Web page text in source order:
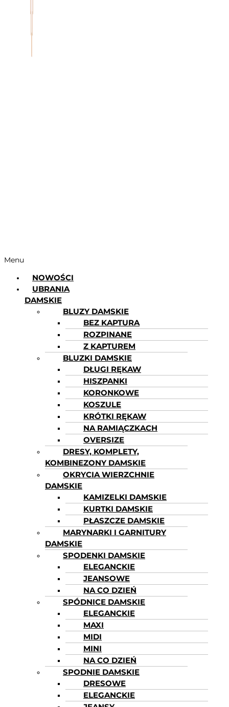
Menu
NOWOŚCI
UBRANIA
DAMSKIE
BLUZY DAMSKIE
BEZ KAPTURA
ROZPINANE
Z KAPTUREM
BLUZKI DAMSKIE
DŁUGI RĘKAW
HISZPANKI
KORONKOWE
KOSZULE
KRÓTKI RĘKAW
NA RAMIĄCZKACH
OVERSIZE
DRESY, KOMPLETY,
KOMBINEZONY DAMSKIE
OKRYCIA WIERZCHNIE
DAMSKIE
KAMIZELKI DAMSKIE
KURTKI DAMSKIE
PŁASZCZE DAMSKIE
MARYNARKI I GARNITURY
DAMSKIE
SPODENKI DAMSKIE
ELEGANCKIE
JEANSOWE
NA CO DZIEŃ
SPÓDNICE DAMSKIE
ELEGANCKIE
MAXI
MIDI
MINI
NA CO DZIEŃ
SPODNIE DAMSKIE
DRESOWE
ELEGANCKIE